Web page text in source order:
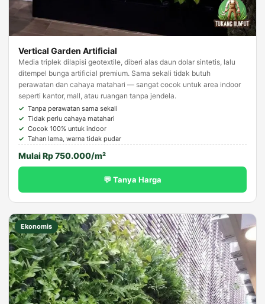
Vertical Garden Artificial
Media triplek dilapisi geotextile, diberi alas daun dolar sintetis, lalu
ditempel bunga artificial premium. Sama sekali tidak butuh
perawatan dan cahaya matahari — sangat cocok untuk area indoor
seperti kantor, mall, atau ruangan tanpa jendela.
Tanpa perawatan sama sekali
Tidak perlu cahaya matahari
Cocok 100% untuk indoor
Tahan lama, warna tidak pudar
Mulai Rp 750.000/m²
💬 Tanya Harga
Ekonomis